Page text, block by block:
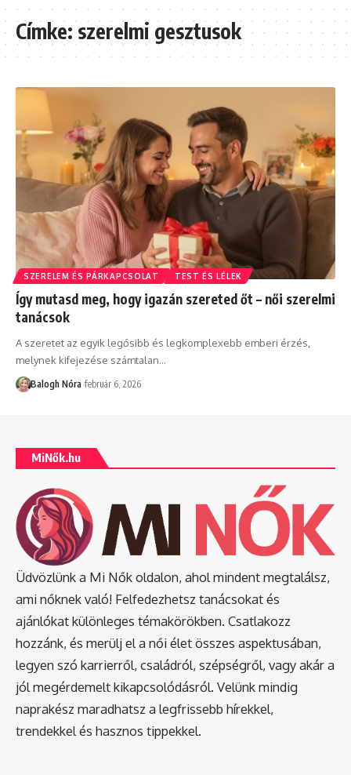
Címke:szerelmi gesztusok
SZERELEM ÉS PÁRKAPCSOLAT TEST ÉS LÉLEK
Így mutasd meg, hogy igazán szereted őt – női szerelmi
tanácsok
A szeretet az egyik legősibb és legkomplexebb emberi érzés,
melynek kifejezése számtalan…
Balogh Nóra február 6, 2026
MiNők.hu
Üdvözlünk a Mi Nők oldalon, ahol mindent megtalálsz,
ami nőknek való! Felfedezhetsz tanácsokat és
ajánlókat különleges témakörökben. Csatlakozz
hozzánk, és merülj el a női élet összes aspektusában,
legyen szó karrierről, családról, szépségről, vagy akár a
jól megérdemelt kikapcsolódásról. Velünk mindig
naprakész maradhatsz a legfrissebb hírekkel,
trendekkel és hasznos tippekkel.